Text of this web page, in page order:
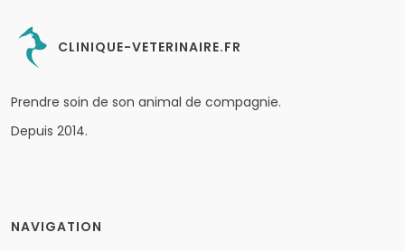
CLINIQUE-VETERINAIRE.FR
Prendre soin de son animal de compagnie.
Depuis 2014.
NAVIGATION